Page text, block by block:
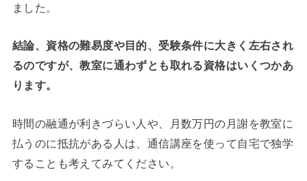
ました。
結論、資格の難易度や目的、受験条件に大きく左右され
るのですが、教室に通わずとも取れる資格はいくつかあ
ります。
時間の融通が利きづらい人や、月数万円の月謝を教室に
払うのに抵抗がある人は、通信講座を使って自宅で独学
することも考えてみてください。